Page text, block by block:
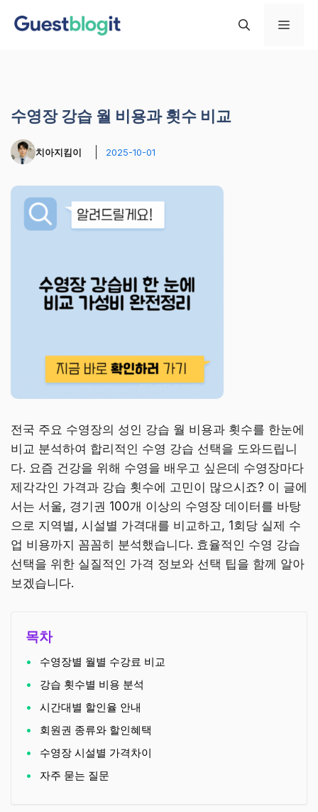
메
수영장 강습 월 비용과 횟수 비교
치아지킴이 2025-10-01
전국 주요 수영장의 성인 강습 월 비용과 횟수를 한눈에
비교 분석하여 합리적인 수영 강습 선택을 도와드립니
다. 요즘 건강을 위해 수영을 배우고 싶은데 수영장마다
제각각인 가격과 강습 횟수에 고민이 많으시죠? 이 글에
서는 서울, 경기권 100개 이상의 수영장 데이터를 바탕
으로 지역별, 시설별 가격대를 비교하고, 1회당 실제 수
업 비용까지 꼼꼼히 분석했습니다. 효율적인 수영 강습
선택을 위한 실질적인 가격 정보와 선택 팁을 함께 알아
보겠습니다.
목차
수영장별 월별 수강료 비교
강습 횟수별 비용 분석
시간대별 할인율 안내
회원권 종류와 할인혜택
수영장 시설별 가격차이
자주 묻는 질문